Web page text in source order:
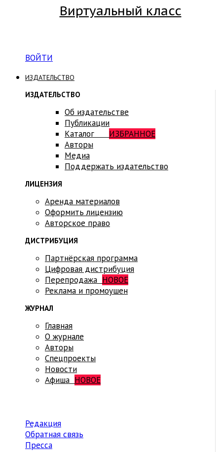
Виртуальный класс
ВОЙТИ
ИЗДАТЕЛЬСТВО
ИЗДАТЕЛЬСТВО
Об издательстве
Публикации
Каталог ИЗБРАННОЕ
Авторы
Медиа
Поддержать издательство
ЛИЦЕНЗИЯ
Аренда материалов
Оформить лицензию
Авторское право
ДИСТРИБУЦИЯ
Партнёрская программа
Цифровая дистрибуция
Перепродажа НОВОЕ
Реклама и промоушен
ЖУРНАЛ
Главная
О журнале
Авторы
Спецпроекты
Новости
Афиша НОВОЕ
Редакция
Обратная связь
Пресса